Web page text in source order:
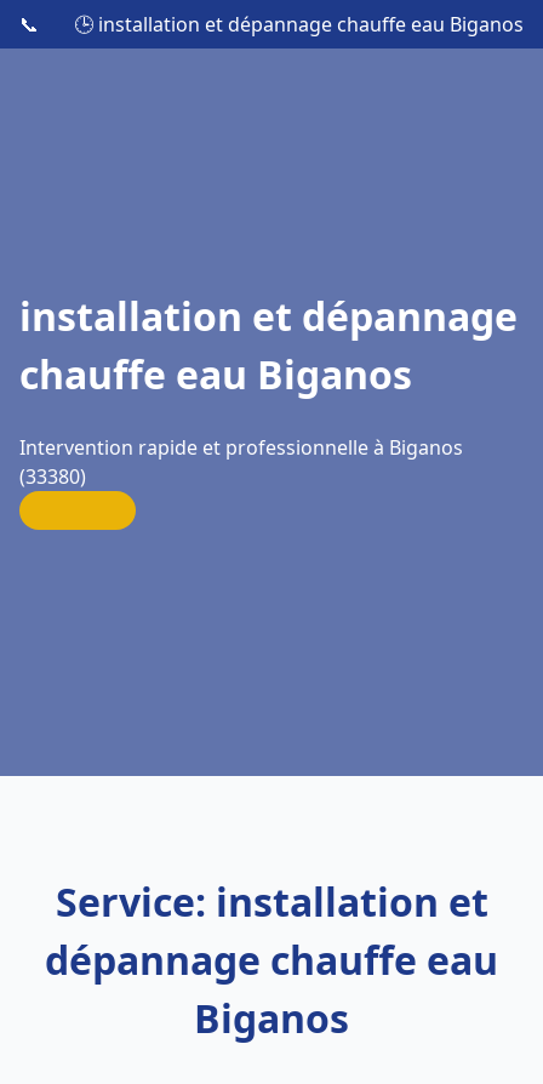
📞 🕒 installation et dépannage chauffe eau Biganos
installation et dépannage
chauffe eau Biganos
Intervention rapide et professionnelle à Biganos
(33380)
Service: installation et
dépannage chauffe eau
Biganos